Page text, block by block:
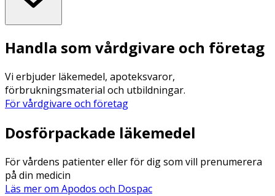
Handla som vårdgivare och företag
Vi erbjuder läkemedel, apoteksvaror,
förbrukningsmaterial och utbildningar.
För vårdgivare och företag
Dosförpackade läkemedel
För vårdens patienter eller för dig som vill prenumerera
på din medicin
Läs mer om Apodos och Dospac